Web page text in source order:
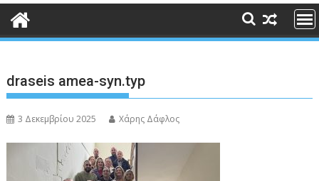
draseis amea-syn.typ
3 Δεκεμβρίου 2025 Χάρης Δάφλος